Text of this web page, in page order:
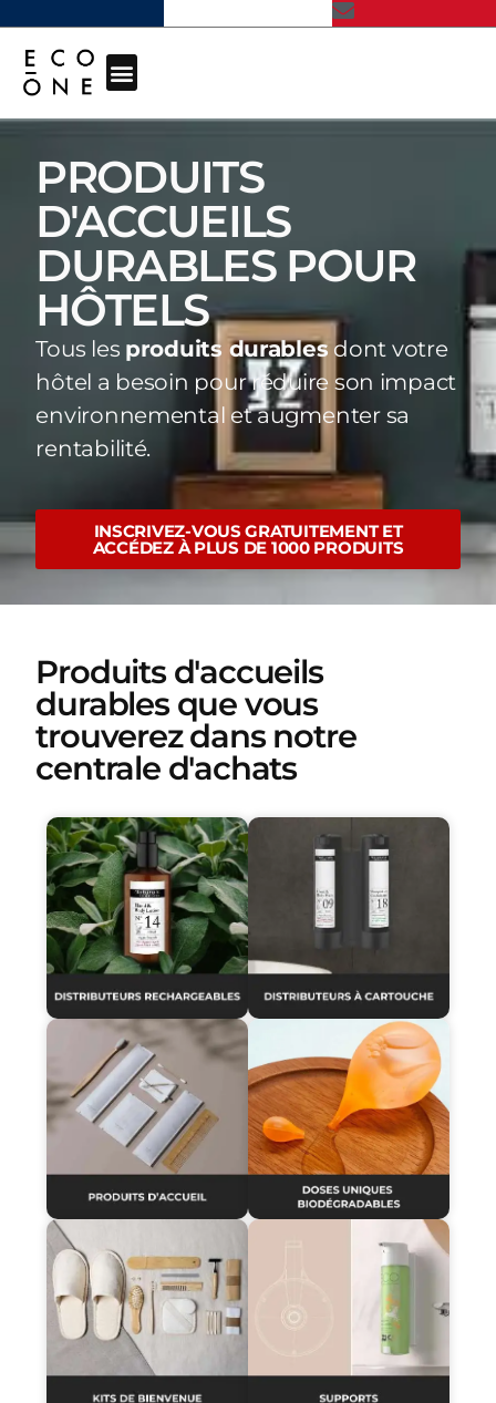
PRODUITS
D'ACCUEILS
DURABLES POUR
HÔTELS
Tous les produits durables dont votre
hôtel a besoin pour réduire son impact
environnemental et augmenter sa
rentabilité.
INSCRIVEZ-VOUS GRATUITEMENT ET
ACCÉDEZ À PLUS DE 1000 PRODUITS
Produits d'accueils
durables que vous
trouverez dans notre
centrale d'achats